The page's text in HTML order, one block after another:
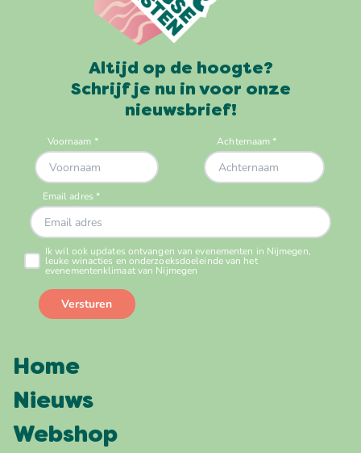
Altijd op de hoogte?
Schrijf je nu in voor onze
nieuwsbrief!
Home
Nieuws
Webshop